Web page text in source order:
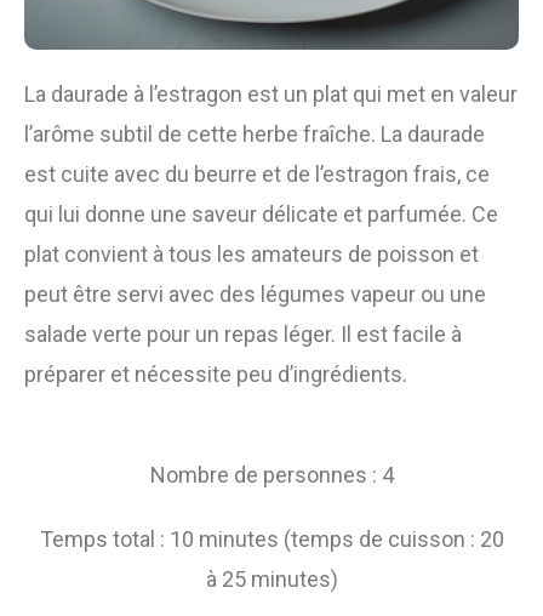
La daurade à l’estragon est un plat qui met en valeur
l’arôme subtil de cette herbe fraîche. La daurade
est cuite avec du beurre et de l’estragon frais, ce
qui lui donne une saveur délicate et parfumée. Ce
plat convient à tous les amateurs de poisson et
peut être servi avec des légumes vapeur ou une
salade verte pour un repas léger. Il est facile à
préparer et nécessite peu d’ingrédients.
Nombre de personnes : 4
Temps total : 10 minutes (temps de cuisson : 20
à 25 minutes)